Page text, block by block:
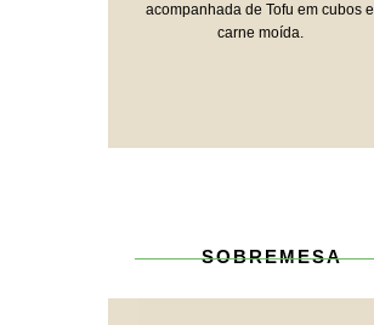
acompanhada de Tofu em cubos e
carne moída.
SOBREMESA